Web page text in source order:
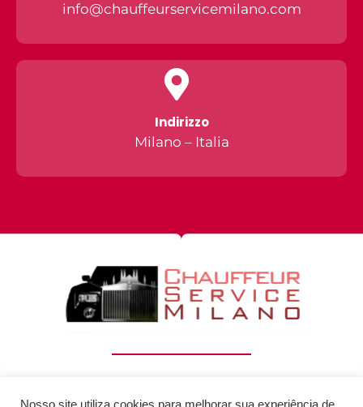
info@chauffeurservicemilano.com
Indirizzo
Milano – Italia